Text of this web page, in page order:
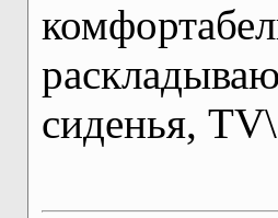
сиденья,